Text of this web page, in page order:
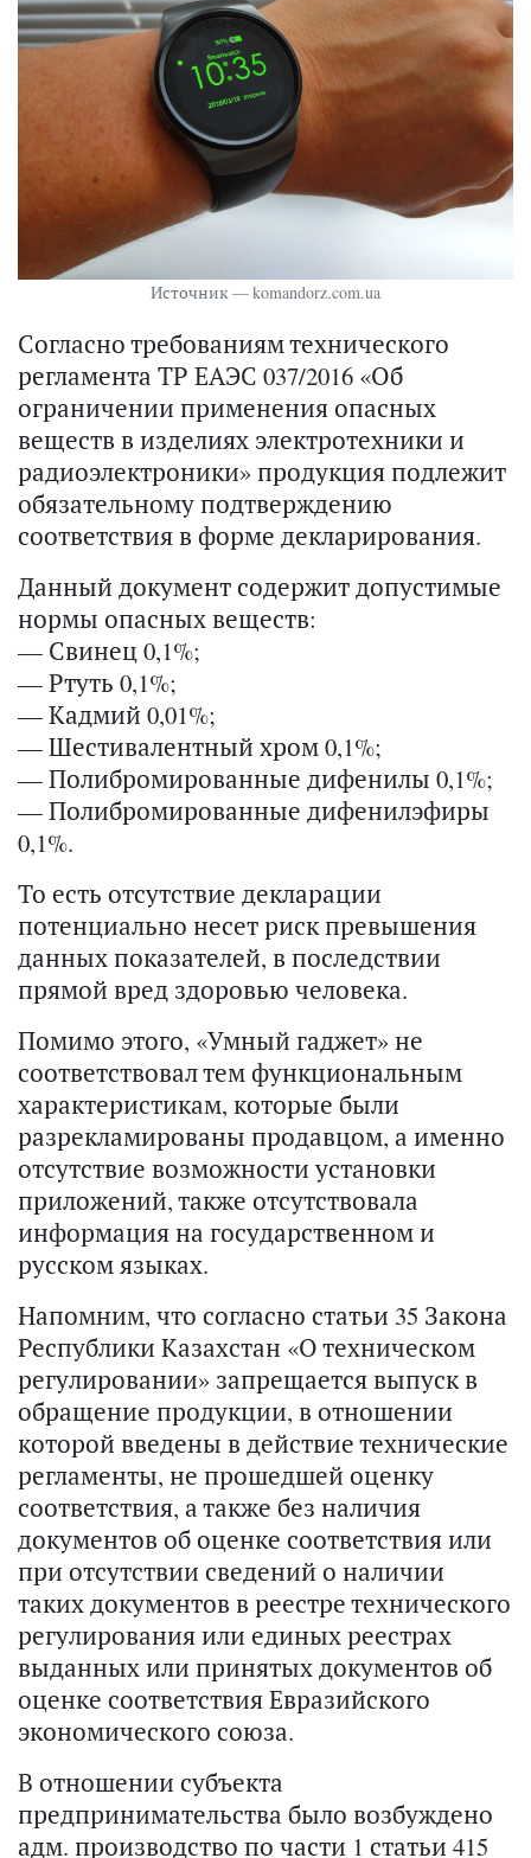
Источник — komandorz.com.ua
Согласно требованиям технического
регламента ТР ЕАЭС 037/2016 «Об
ограничении применения опасных
веществ в изделиях электротехники и
радиоэлектроники» продукция подлежит
обязательному подтверждению
соответствия в форме декларирования.
Данный документ содержит допустимые
нормы опасных веществ:
— Свинец 0,1%;
— Ртуть 0,1%;
— Кадмий 0,01%;
— Шестивалентный хром 0,1%;
— Полибромированные дифенилы 0,1%;
— Полибромированные дифенилэфиры
0,1%.
То есть отсутствие декларации
потенциально несет риск превышения
данных показателей, в последствии
прямой вред здоровью человека.
Помимо этого, «Умный гаджет» не
соответствовал тем функциональным
характеристикам, которые были
разрекламированы продавцом, а именно
отсутствие возможности установки
приложений, также отсутствовала
информация на государственном и
русском языках.
Напомним, что согласно статьи 35 Закона
Республики Казахстан «О техническом
регулировании» запрещается выпуск в
обращение продукции, в отношении
которой введены в действие технические
регламенты, не прошедшей оценку
соответствия, а также без наличия
документов об оценке соответствия или
при отсутствии сведений о наличии
таких документов в реестре технического
регулирования или единых реестрах
выданных или принятых документов об
оценке соответствия Евразийского
экономического союза.
В отношении субъекта
предпринимательства было возбуждено
адм. производство по части 1 статьи 415